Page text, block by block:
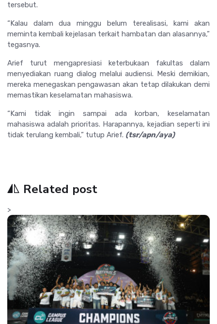
tersebut.
“Kalau dalam dua minggu belum terealisasi, kami akan
meminta kembali kejelasan terkait hambatan dan alasannya,”
tegasnya.
Arief turut mengapresiasi keterbukaan fakultas dalam
menyediakan ruang dialog melalui audiensi. Meski demikian,
mereka menegaskan pengawasan akan tetap dilakukan demi
memastikan keselamatan mahasiswa.
“Kami tidak ingin sampai ada korban, keselamatan
mahasiswa adalah prioritas. Harapannya, kejadian seperti ini
tidak terulang kembali,” tutup Arief. (tsr/apn/aya)
Related post
>